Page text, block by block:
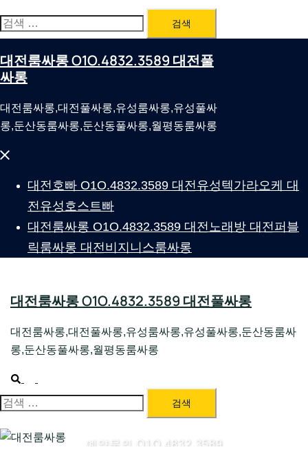
검
색:
대전룸싸롱 O1O.4832.3589 대전풀
싸롱
대전룸싸롱,대전풀싸롱,유성룸싸롱,유성풀싸
롱,둔산동룸싸롱,둔산동풀싸롱,월평동룸싸롱
Close
대전호빠 O1O.4832.3589 대전유성텍가라오케 대
전유성호스트빠
대전룸싸롱 O1O.4832.3589 대전노래방 대전퍼블
릭룸싸롱 대전비지니스룸싸롱
대전룸싸롱 O1O.4832.3589 대전풀싸롱
대전룸싸롱,대전풀싸롱,유성룸싸롱,유성풀싸롱,둔산동룸싸
롱,둔산동풀싸롱,월평동룸싸롱
Search
menu
검
대전룸싸롱 1위 하지원팀장
예약문의 O1O.4832.3589